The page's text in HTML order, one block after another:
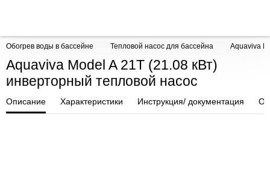
Обогрев воды в бассейне Тепловой насос для бассейна Aquaviva
Aquaviva Model A 21T (21.08 кВт)
инверторный тепловой насос
Описание Характеристики Инструкция/ документация